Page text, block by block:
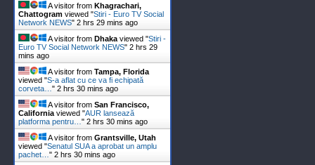
A visitor from Khagrachari,
Chattogramviewed "Stiri - Euro TV Social
Network NEWS" 2 hrs 29 mins ago
A visitor from Dhakaviewed "Stiri -
Euro TV Social Network NEWS" 2 hrs 29
mins ago
A visitor from Tampa, Florida
viewed "S-a aflat cu ce va fi echipată
corveta… " 2 hrs 30 mins ago
A visitor from San Francisco,
Californiaviewed "AUR lansează
platforma pentru… " 2 hrs 30 mins ago
A visitor from Grantsville, Utah
viewed "Senatul SUA a aprobat un amplu
pachet… " 2 hrs 30 mins ago